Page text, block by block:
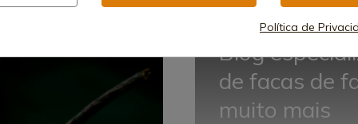
Blog
de facas de
muito mais
Política de